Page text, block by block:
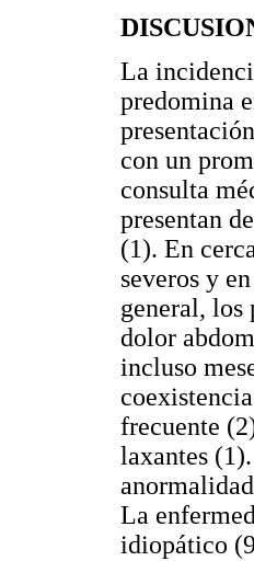
La
predomina
con un
consulta
presentan
(1). En
severos y
general, los
dolor
incluso
frecuente
laxantes
La
idiopático